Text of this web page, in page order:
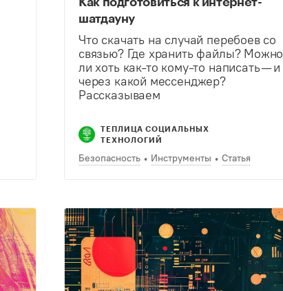
шатдауну
Что скачать на случай перебоев со
связью? Где хранить файлы? Можно
ли хоть как-то кому-то написать — и
через какой мессенджер?
Рассказываем
ТЕПЛИЦА СОЦИАЛЬНЫХ
ТЕХНОЛОГИЙ
Безопасность Инструменты Статья